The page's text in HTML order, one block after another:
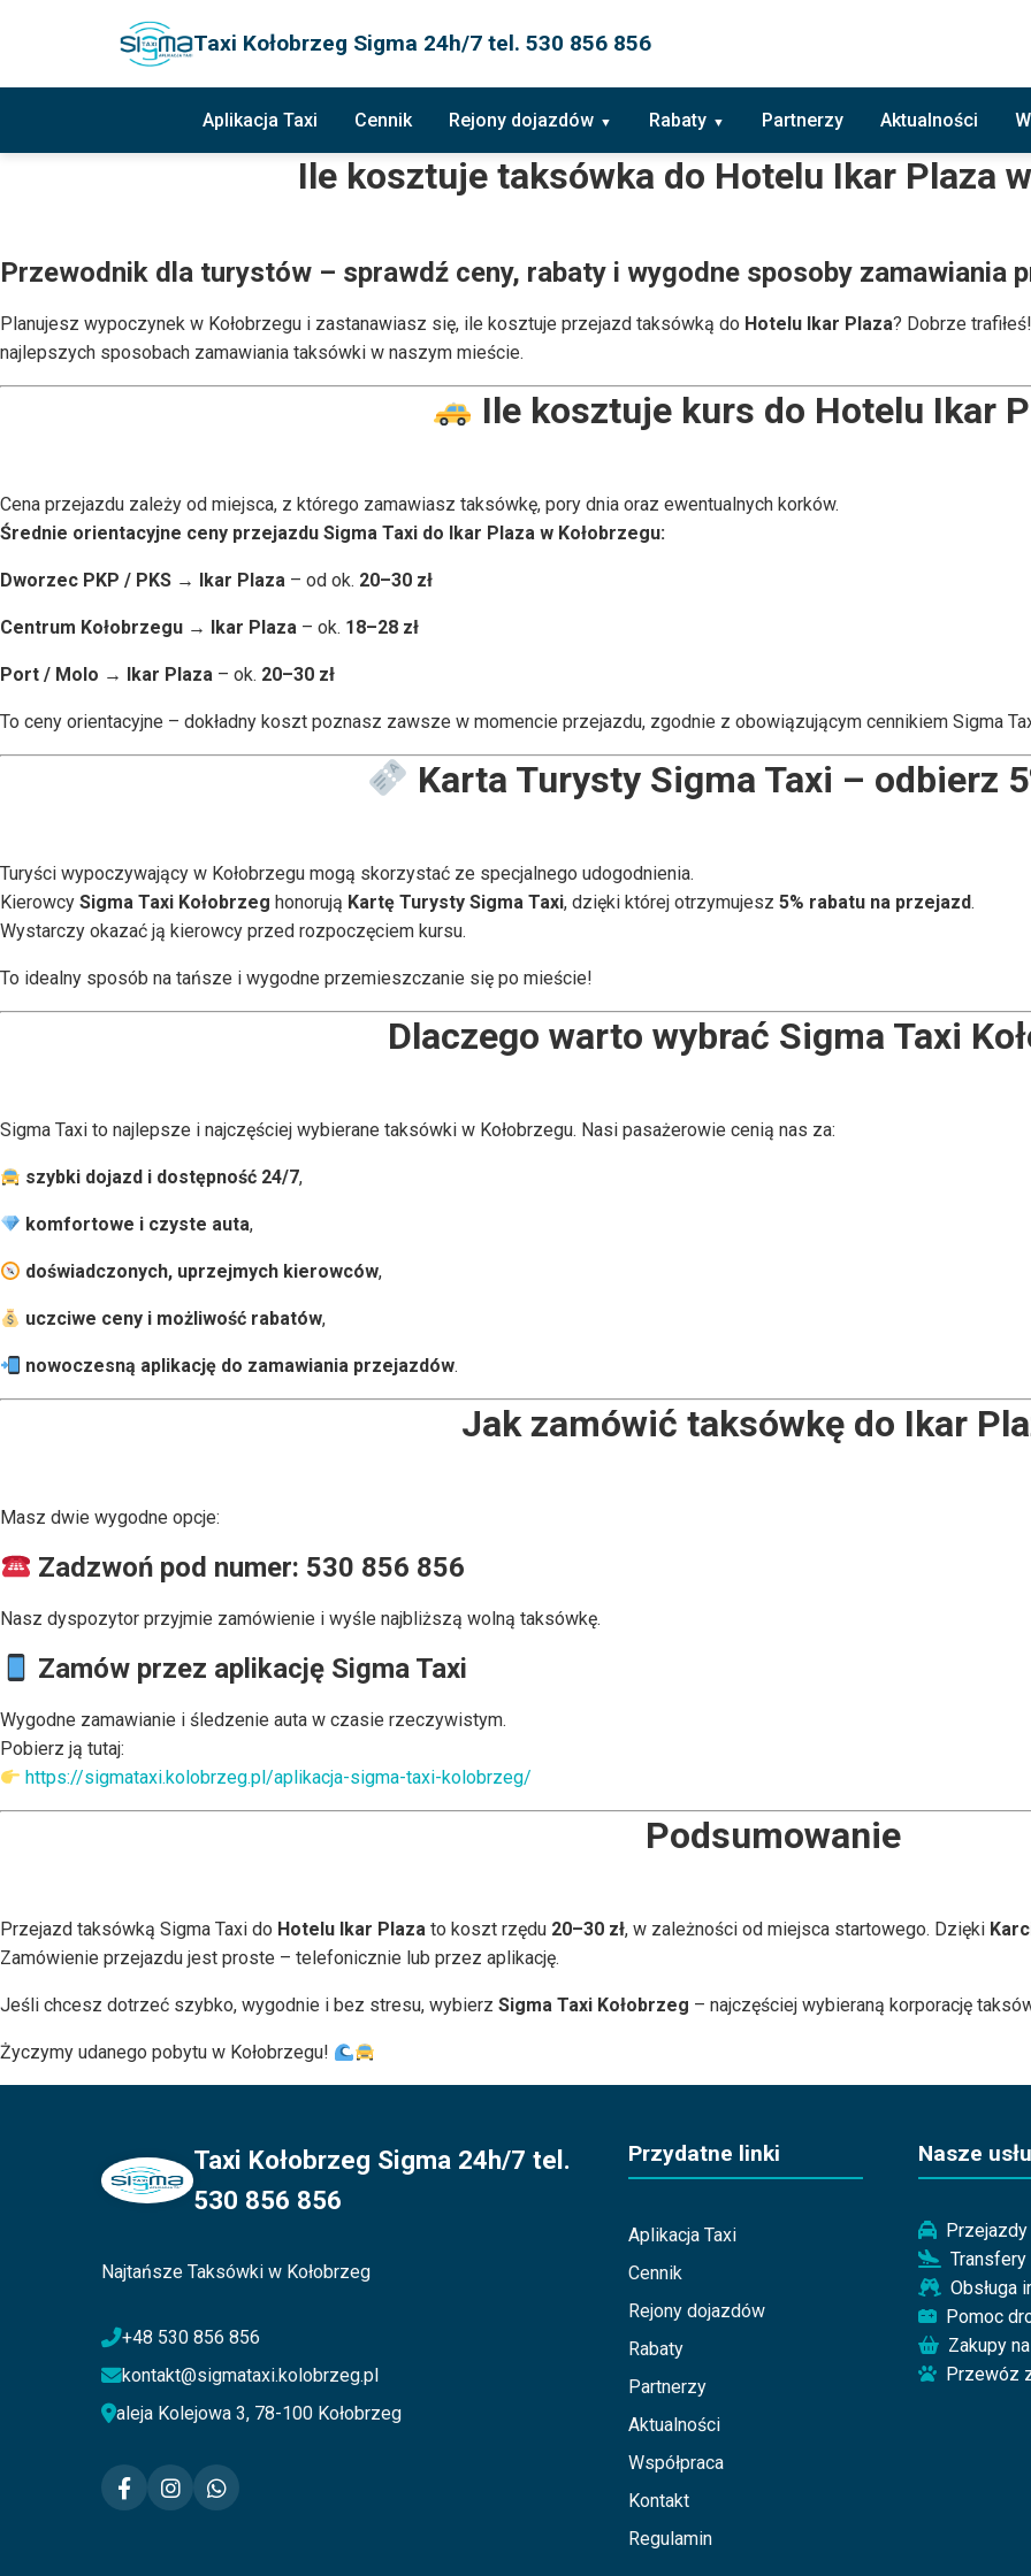
Taxi Kołobrzeg Sigma 24h/7 tel. 530 856 856
Aplikacja Taxi Cennik Rejony dojazdów Rabaty Partnerzy Aktualności
Ile kosztuje taksówka do Hotelu Ikar Plaza
Przewodnik dla turystów – sprawdź ceny, rabaty i wygodne sposoby zamawiania
Planujesz wypoczynek w Kołobrzegu i zastanawiasz się, ile kosztuje przejazd taksówką do Hotelu Ikar Plaza? Dobrze
najlepszych sposobach zamawiania taksówki w naszym mieście.
Ile kosztuje kurs do Hotelu Ikar
Cena przejazdu zależy od miejsca, z którego zamawiasz taksówkę, pory dnia oraz ewentualnych korków.
Średnie orientacyjne ceny przejazdu Sigma Taxi do Ikar Plaza w Kołobrzegu:
Dworzec PKP / PKS → Ikar Plaza – od ok. 20–30 zł
Centrum Kołobrzegu → Ikar Plaza – ok. 18–28 zł
Port / Molo → Ikar Plaza – ok. 20–30 zł
To ceny orientacyjne – dokładny koszt poznasz zawsze w momencie przejazdu, zgodnie z obowiązującym cennikiem Sigma
Karta Turysty Sigma Taxi – odbierz
Turyści wypoczywający w Kołobrzegu mogą skorzystać ze specjalnego udogodnienia.
Kierowcy Sigma Taxi Kołobrzeg honorują Kartę Turysty Sigma Taxi, dzięki której otrzymujesz 5% rabatu na przejazd.
Wystarczy okazać ją kierowcy przed rozpoczęciem kursu.
To idealny sposób na tańsze i wygodne przemieszczanie się po mieście!
Dlaczego warto wybrać Sigma Taxi
Sigma Taxi to najlepsze i najczęściej wybierane taksówki w Kołobrzegu. Nasi pasażerowie cenią nas za:
szybki dojazd i dostępność 24/7,
komfortowe i czyste auta,
doświadczonych, uprzejmych kierowców,
uczciwe ceny i możliwość rabatów,
nowoczesną aplikację do zamawiania przejazdów.
Jak zamówić taksówkę do Ikar
Masz dwie wygodne opcje:
Zadzwoń pod numer: 530 856 856
Nasz dyspozytor przyjmie zamówienie i wyśle najbliższą wolną taksówkę.
Zamów przez aplikację Sigma Taxi
Wygodne zamawianie i śledzenie auta w czasie rzeczywistym.
Pobierz ją tutaj:
https://sigmataxi.kolobrzeg.pl/aplikacja-sigma-taxi-kolobrzeg/
Podsumowanie
Przejazd taksówką Sigma Taxi do Hotelu Ikar Plaza to koszt rzędu 20–30 zł, w zależności od miejsca startowego. Dzięki
Zamówienie przejazdu jest proste – telefonicznie lub przez aplikację.
Jeśli chcesz dotrzeć szybko, wygodnie i bez stresu, wybierz Sigma Taxi Kołobrzeg – najczęściej wybieraną korporację
Życzymy udanego pobytu w Kołobrzegu!
Taxi Kołobrzeg Sigma 24h/7 tel.
530 856 856
Najtańsze Taksówki w Kołobrzeg
+48 530 856 856
kontakt@sigmataxi.kolobrzeg.pl
aleja Kolejowa 3, 78-100 Kołobrzeg
Przydatne linki
Aplikacja Taxi
Cennik
Rejony dojazdów
Rabaty
Partnerzy
Aktualności
Współpraca
Kontakt
Regulamin
Nasze
Obsługa
Pomoc
Zakupy
Przewóz